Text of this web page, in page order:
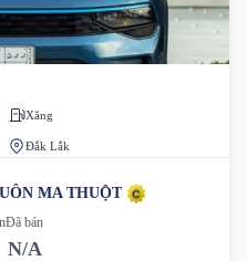
Xăng
Đắk Lắk
MA THUỘT
Đã bán
N/A